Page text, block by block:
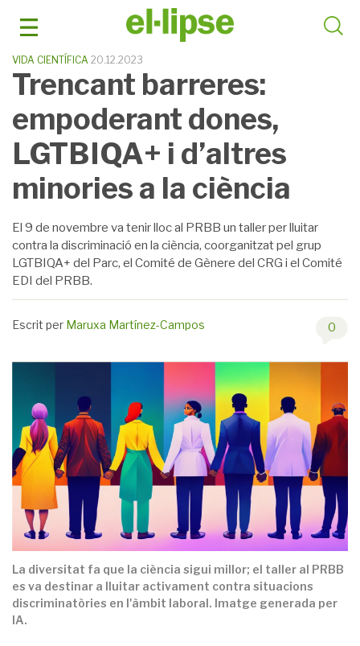
VIDA CIENTÍFICA 20.12.2023
Trencant barreres:
empoderant dones,
LGTBIQA+ i d’altres
minories a la ciència
El 9 de novembre va tenir lloc al PRBB un taller per lluitar
contra la discriminació en la ciència, coorganitzat pel grup
LGTBIQA+ del Parc, el Comité de Gènere del CRG i el Comité
EDI del PRBB.
Escrit per Maruxa Martínez-Campos 0
La diversitat fa que la ciència sigui millor; el taller al PRBB
es va destinar a lluitar activament contra situacions
discriminatòries en l'àmbit laboral. Imatge generada per
IA.